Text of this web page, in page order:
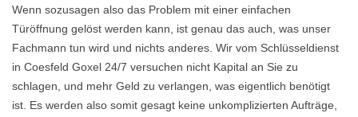
Wenn sozusagen also das Problem mit einer einfachen
Türöffnung gelöst werden kann, ist genau das auch, was unser
Fachmann tun wird und nichts anderes. Wir vom Schlüsseldienst
in Coesfeld Goxel 24/7 versuchen nicht Kapital an Sie zu
schlagen, und mehr Geld zu verlangen, was eigentlich benötigt
ist. Es werden also somit gesagt keine unkomplizierten Aufträge,